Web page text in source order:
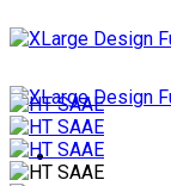
Inhalt